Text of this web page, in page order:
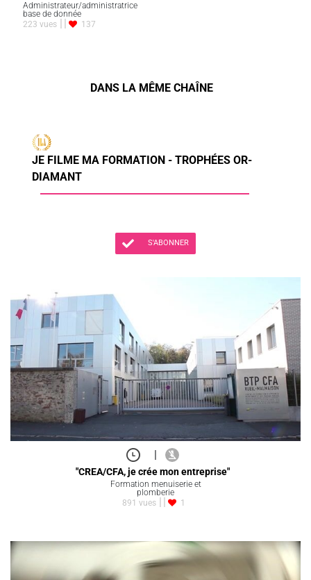
Administrateur/administratrice
base de donnée
223 vues
137
DANS LA MÊME CHAÎNE
JE FILME MA FORMATION - TROPHÉES OR-
DIAMANT
S'ABONNER
|
"CREA/CFA, je crée mon entreprise"
Formation menuiserie et
plomberie
891 vues
1